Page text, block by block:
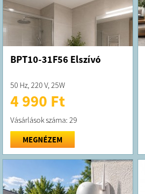
BPT10-31F56 Elszívó
50 Hz, 220 V, 25W
4 990 Ft
Vásárlások száma: 29
MEGNÉZEM